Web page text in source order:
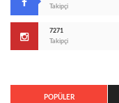
Takipçi
7271
Takipçi
POPÜLER